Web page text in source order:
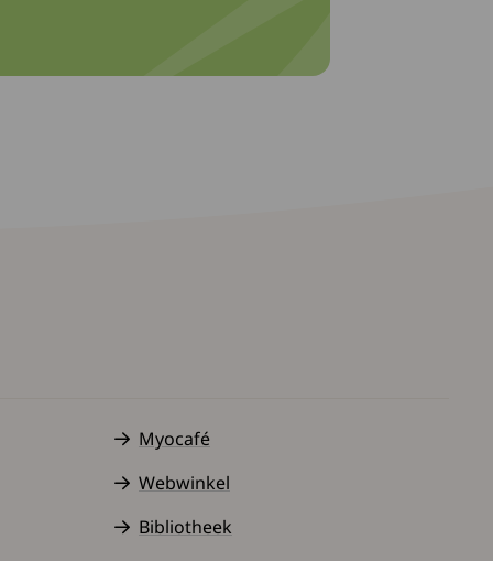
Myocafé
Webwinkel
Bibliotheek